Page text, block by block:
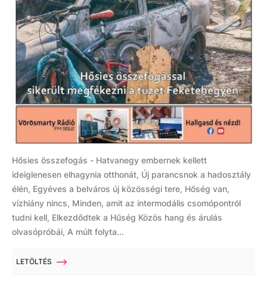
Hősies összefogás - Hatvanegy embernek kellett
ideiglenesen elhagynia otthonát, Új parancsnok a hadosztály
élén, Egyéves a belváros új közösségi tere, Hőség van,
vízhiány nincs, Minden, amit az intermodális csomópontról
tudni kell, Elkezdődtek a Hűség Közös hang és árulás
olvasópróbái, A múlt folyta...
LETÖLTÉS